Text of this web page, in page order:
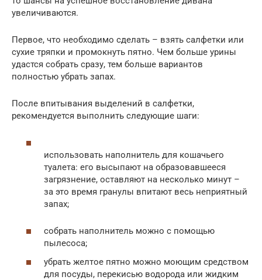
увеличиваются.
Первое, что необходимо сделать – взять салфетки или
сухие тряпки и промокнуть пятно. Чем больше урины
удастся собрать сразу, тем больше вариантов
полностью убрать запах.
После впитывания выделений в салфетки,
рекомендуется выполнить следующие шаги:
использовать наполнитель для кошачьего
туалета: его высыпают на образовавшееся
загрязнение, оставляют на несколько минут –
за это время гранулы впитают весь неприятный
запах;
собрать наполнитель можно с помощью
пылесоса;
убрать желтое пятно можно моющим средством
для посуды, перекисью водорода или жидким